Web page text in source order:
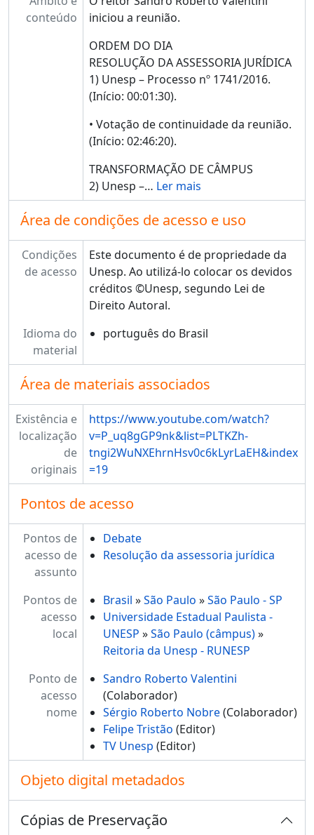
conteúdo
iniciou a reunião.
ORDEM DO DIA
RESOLUÇÃO DA ASSESSORIA JURÍDICA
1) Unesp – Processo nº 1741/2016.
(Início: 00:01:30).
• Votação de continuidade da reunião.
(Início: 02:46:20).
TRANSFORMAÇÃO DE CÂMPUS
2) Unesp –… Ler mais
Área de condições de acesso e uso
Condições
de acesso
Este documento é de propriedade da
Unesp. Ao utilizá-lo colocar os devidos
créditos ©Unesp, segundo Lei de
Direito Autoral.
Idioma do
material
português do Brasil
Área de materiais associados
Existência e
localização
de
originais
https://www.youtube.com/watch?
v=P_uq8gGP9nk&list=PLTKZh-
tngi2WuNXEhrnHsv0c6kLyrLaEH&index
=19
Pontos de acesso
Pontos de
acesso de
assunto
Debate
Resolução da assessoria jurídica
Pontos de
acesso
local
Brasil »São Paulo »São Paulo - SP
Universidade Estadual Paulista -
UNESP »São Paulo (câmpus)»
Reitoria da Unesp - RUNESP
Ponto de
acesso
nome
Sandro Roberto Valentini
(Colaborador)
Sérgio Roberto Nobre (Colaborador)
Felipe Tristão (Editor)
TV Unesp (Editor)
Objeto digital metadados
Cópias de Preservação